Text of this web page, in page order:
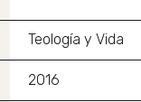
Teología y Vida
2016